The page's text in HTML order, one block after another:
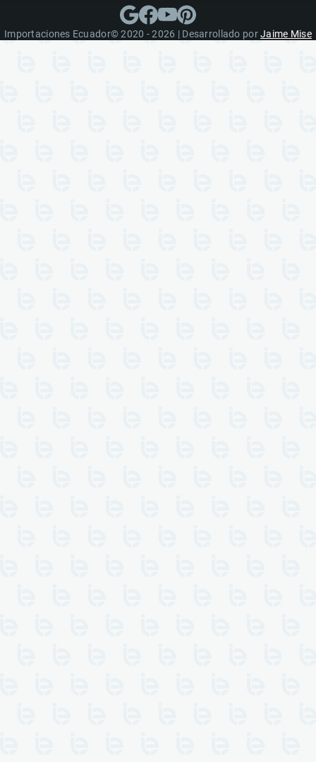
Importaciones Ecuador© 2020 - 2026 | Desarrollado porJaime Mise